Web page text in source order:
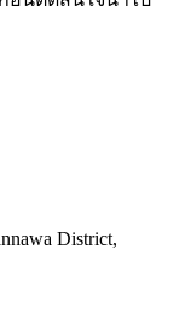
District,